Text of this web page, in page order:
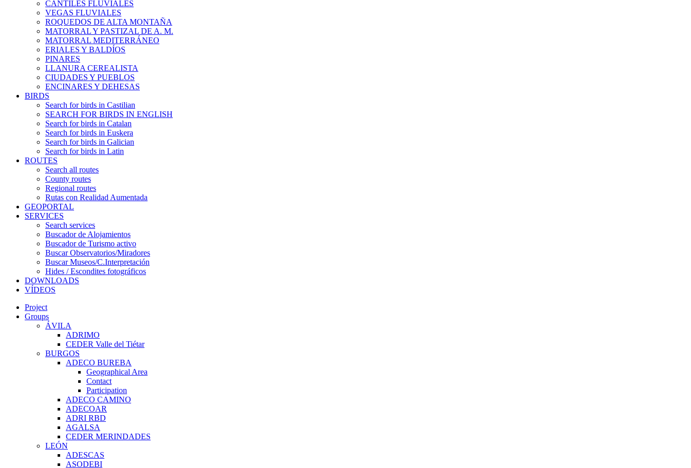
CANTILES FLUVIALES
VEGAS FLUVIALES
ROQUEDOS DE ALTA MONTAÑA
MATORRAL Y PASTIZAL DE A. M.
MATORRAL MEDITERRÁNEO
ERIALES Y BALDÍOS
PINARES
LLANURA CEREALISTA
CIUDADES Y PUEBLOS
ENCINARES Y DEHESAS
BIRDS
Search for birds in Castilian
SEARCH FOR BIRDS IN ENGLISH
Search for birds in Catalan
Search for birds in Euskera
Search for birds in Galician
Search for birds in Latin
ROUTES
Search all routes
County routes
Regional routes
Rutas con Realidad Aumentada
GEOPORTAL
SERVICES
Search services
Buscador de Alojamientos
Buscador de Turismo activo
Buscar Observatorios/Miradores
Buscar Museos/C.Interpretación
Hides / Escondites fotográficos
DOWNLOADS
VÍDEOS
Project
Groups
ÁVILA
ADRIMO
CEDER Valle del Tiétar
BURGOS
ADECO BUREBA
Geographical Area
Contact
Participation
ADECO CAMINO
ADECOAR
ADRI RBD
AGALSA
CEDER MERINDADES
LEÓN
ADESCAS
ASODEBI